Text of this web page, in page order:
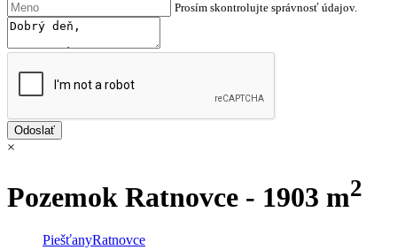
Prosím skontrolujte správnosť údajov.
×
Pozemok Ratnovce - 1903 m2
PiešťanyRatnovce